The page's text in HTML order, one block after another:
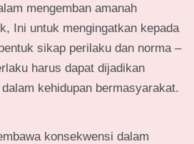
mengemban amanah
Ini untuk mengingatkan kepada
sikap perilaku dan norma –
harus dapat dijadikan
kehidupan bermasyarakat.
konsekwensi dalam